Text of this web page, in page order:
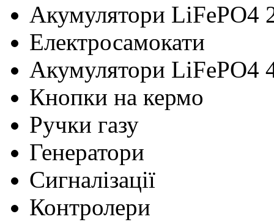
Акумулятори LiFePO4
Електросамокати
Акумулятори LiFePO4
Кнопки на кермо
Ручки газу
Генератори
Сигналізації
Контролери